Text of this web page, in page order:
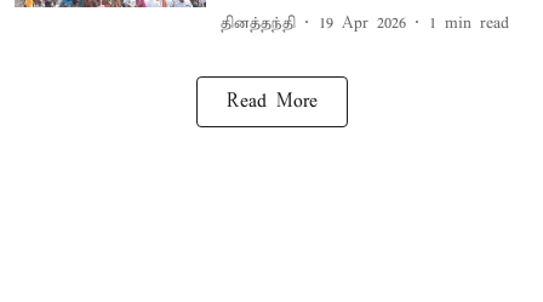
தினத்தந்தி 19 Apr 2026 1 min read
Read More